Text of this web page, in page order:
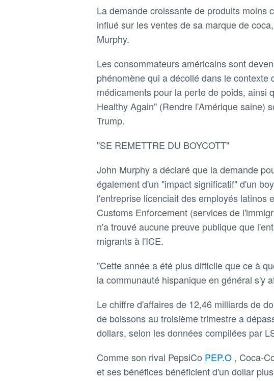
La demande croissante de produits moins
influé sur les ventes de sa marque de
Murphy.
Les consommateurs américains sont
phénomène qui a décollé dans le
médicaments pour la perte de poids, ainsi
Healthy Again" (Rendre l'Amérique saine)
Trump.
"SE REMETTRE DU BOYCOTT"
John Murphy a déclaré que la demande
également d'un "impact significatif" d'un
l'entreprise licenciait des employés latinos
Customs Enforcement (services de
n'a trouvé aucune preuve publique que
migrants à l'ICE.
"Cette année a été plus difficile que ce à
la communauté hispanique en général s'y
Le chiffre d'affaires de 12,46 milliards de
de boissons au troisième trimestre a
dollars, selon les données compilées par
Comme son rival PepsiCo PEP.O , Coca-
et ses bénéfices bénéficient d'un dollar